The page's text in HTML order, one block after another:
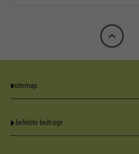
sitemap
beliebte beiträge